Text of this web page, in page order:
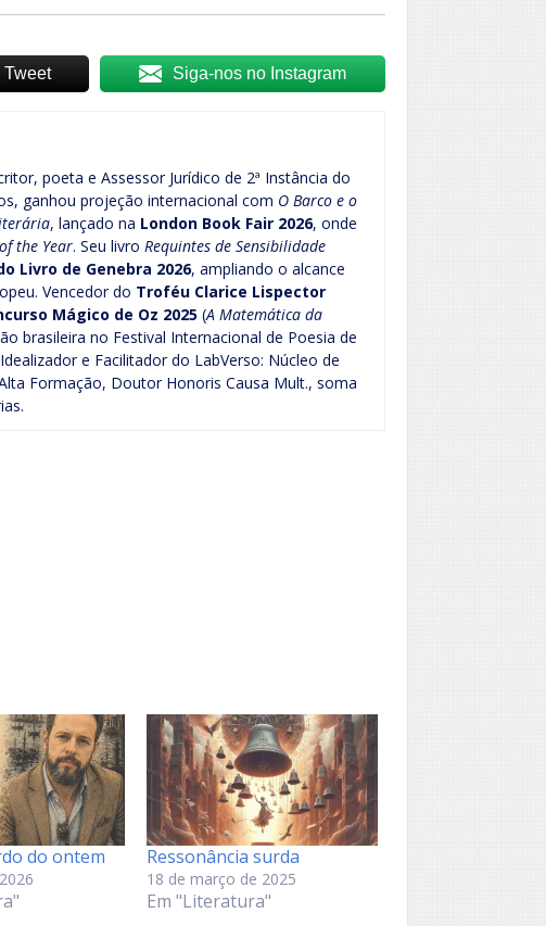
Tweet Siga-nos no Instagram
poeta e Assessor Jurídico de 2ª Instância do
ganhou projeção internacional com O Barco e o
, lançado na London Book Fair 2026, onde
the Year. Seu livro Requintes de Sensibilidade
Livro de Genebra 2026, ampliando o alcance
Vencedor do Troféu Clarice Lispector
Mágico de Oz 2025 (A Matemática da
brasileira no Festival Internacional de Poesia de
e Facilitador do LabVerso: Núcleo de
Formação, Doutor Honoris Causa Mult., soma
do ontem Ressonância surda
18 de março de 2025
Em "Literatura"